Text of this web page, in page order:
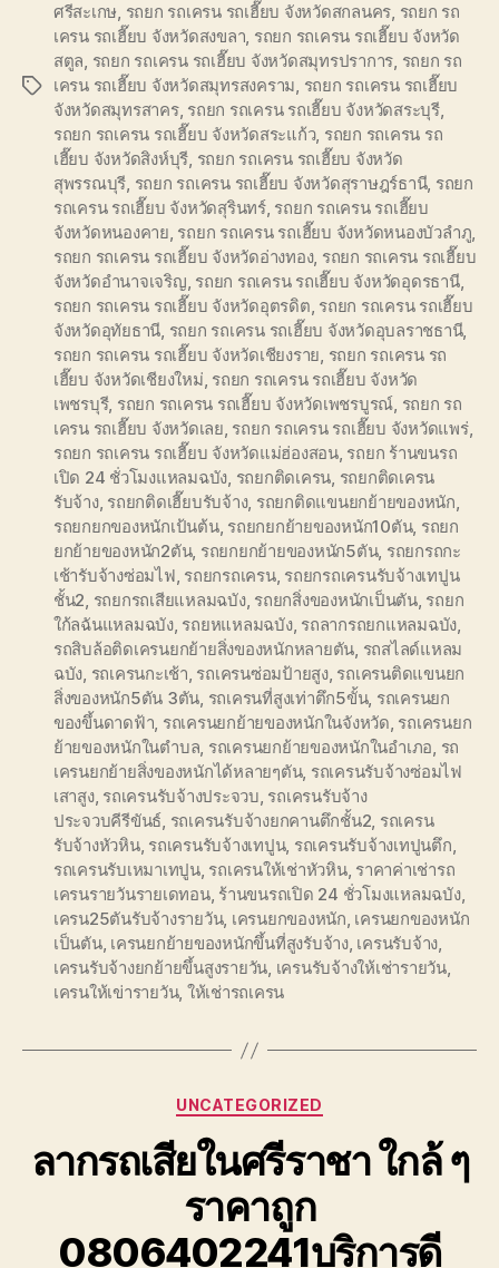
Tags
ศรีสะเกษ, รถยก รถเครน รถเฮี๊ยบ จังหวัดสกลนคร, รถยก รถ
เครน รถเฮี๊ยบ จังหวัดสงขลา, รถยก รถเครน รถเฮี๊ยบ จังหวัด
สตูล, รถยก รถเครน รถเฮี๊ยบ จังหวัดสมุทรปราการ, รถยก รถ
เครน รถเฮี๊ยบ จังหวัดสมุทรสงคราม, รถยก รถเครน รถเฮี๊ยบ
จังหวัดสมุทรสาคร, รถยก รถเครน รถเฮี๊ยบ จังหวัดสระบุรี,
รถยก รถเครน รถเฮี๊ยบ จังหวัดสระแก้ว, รถยก รถเครน รถ
เฮี๊ยบ จังหวัดสิงห์บุรี, รถยก รถเครน รถเฮี๊ยบ จังหวัด
สุพรรณบุรี, รถยก รถเครน รถเฮี๊ยบ จังหวัดสุราษฎร์ธานี, รถยก
รถเครน รถเฮี๊ยบ จังหวัดสุรินทร์, รถยก รถเครน รถเฮี๊ยบ
จังหวัดหนองคาย, รถยก รถเครน รถเฮี๊ยบ จังหวัดหนองบัวลำภู,
รถยก รถเครน รถเฮี๊ยบ จังหวัดอ่างทอง, รถยก รถเครน รถเฮี๊ยบ
จังหวัดอำนาจเจริญ, รถยก รถเครน รถเฮี๊ยบ จังหวัดอุดรธานี,
รถยก รถเครน รถเฮี๊ยบ จังหวัดอุตรดิต, รถยก รถเครน รถเฮี๊ยบ
จังหวัดอุทัยธานี, รถยก รถเครน รถเฮี๊ยบ จังหวัดอุบลราชธานี,
รถยก รถเครน รถเฮี๊ยบ จังหวัดเชียงราย, รถยก รถเครน รถ
เฮี๊ยบ จังหวัดเชียงใหม่, รถยก รถเครน รถเฮี๊ยบ จังหวัด
เพชรบุรี, รถยก รถเครน รถเฮี๊ยบ จังหวัดเพชรบูรณ์, รถยก รถ
เครน รถเฮี๊ยบ จังหวัดเลย, รถยก รถเครน รถเฮี๊ยบ จังหวัดแพร่,
รถยก รถเครน รถเฮี๊ยบ จังหวัดแม่ฮ่องสอน, รถยก ร้านขนรถ
เปิด 24 ชั่วโมงแหลมฉบัง, รถยกติดเครน, รถยกติดเครน
รับจ้าง, รถยกติดเฮี๊ยบรับจ้าง, รถยกติดแขนยกย้ายของหนัก,
รถยกยกของหนักเป้นต้น, รถยกยกย้ายของหนัก10ตัน, รถยก
ยกย้ายของหนัก2ตัน, รถยกยกย้ายของหนัก5ตัน, รถยกรถกะ
เช้ารับจ้างซ่อมไฟ, รถยกรถเครน, รถยกรถเครนรับจ้างเทปูน
ชั้น2, รถยกรถเสียแหลมฉบัง, รถยกสิ่งของหนักเป็นตัน, รถยก
ใก้ลฉันแหลมฉบัง, รถยหแหลมฉบัง, รถลากรถยกแหลมฉบัง,
รถสิบล้อติดเครนยกย้ายสิ่งของหนักหลายตัน, รถสไลด์แหลม
ฉบัง, รถเครนกะเช้า, รถเครนซ่อมป้ายสูง, รถเครนติดแขนยก
สิ่งของหนัก5ตัน 3ตัน, รถเครนที่สูงเท่าตึก5ขั้น, รถเครนยก
ของขึ้นดาดฟ้า, รถเครนยกย้ายของหนักในจังหวัด, รถเครนยก
ย้ายของหนักในตำบล, รถเครนยกย้ายของหนักในอำเภอ, รถ
เครนยกย้ายสิ่งของหนักได้หลายๆตัน, รถเครนรับจ้างซ่อมไฟ
เสาสูง, รถเครนรับจ้างประจวบ, รถเครนรับจ้าง
ประจวบคีรีขันธ์, รถเครนรับจ้างยกคานตึกชั้น2, รถเครน
รับจ้างหัวหิน, รถเครนรับจ้างเทปูน, รถเครนรับจ้างเทปูนตึก,
รถเครนรับเหมาเทปูน, รถเครนให้เช่าหัวหิน, ราคาค่าเช่ารถ
เครนรายวันรายเดทอน, ร้านขนรถเปิด 24 ชั่วโมงแหลมฉบัง,
เครน25ตันรับจ้างรายวัน, เครนยกของหนัก, เครนยกของหนัก
เป็นตัน, เครนยกย้ายของหนักขึ้นที่สูงรับจ้าง, เครนรับจ้าง,
เครนรับจ้างยกย้ายขึ้นสูงรายวัน, เครนรับจ้างให้เช่ารายวัน,
เครนให้เข่ารายวัน, ให้เช่ารถเครน
Categories
UNCATEGORIZED
ลากรถเสียในศรีราชา ใกล้ ๆ
ราคาถูก
0806402241บริการดี